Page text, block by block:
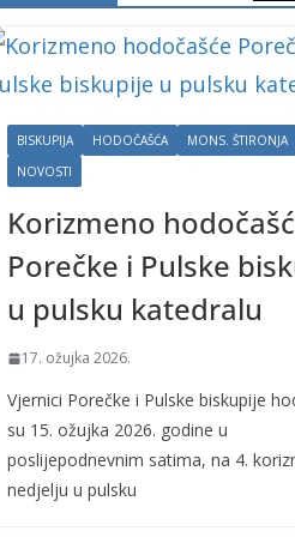
BISKUPIJA HODOČAŠĆA
MONS. ŠTIRONJA
NOVOSTI
Korizmeno
Porečke i Pulske
u pulsku katedralu
17. ožujka 2026.
Vjernici Porečke i Pulske biskupije
su 15. ožujka 2026. godine u
poslijepodnevnim satima, na 4.
nedjelju u pulsku